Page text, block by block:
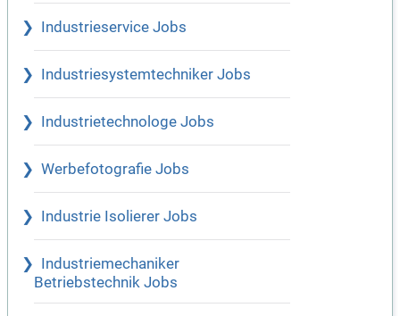
Industrieservice Jobs
Industriesystemtechniker Jobs
Industrietechnologe Jobs
Werbefotografie Jobs
Industrie Isolierer Jobs
Industriemechaniker
Betriebstechnik Jobs